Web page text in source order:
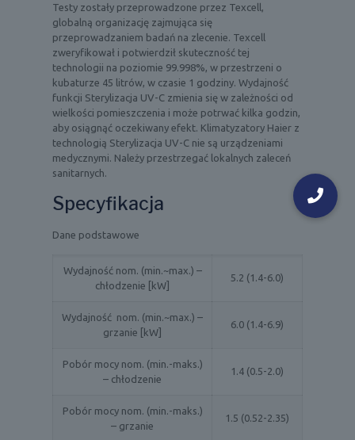
Testy zostały przeprowadzone przez Texcell,
globalną organizację zajmująca się
przeprowadzaniem badań na zlecenie. Texcell
zweryfikował i potwierdził skuteczność tej
technologii na poziomie 99.998%, w przestrzeni o
kubaturze 45 litrów, w czasie 1 godziny. Wydajność
funkcji Sterylizacja UV-C zmienia się w zależności od
wielkości pomieszczenia i może potrwać kilka godzin,
aby osiągnąć oczekiwany efekt. Klimatyzatory Haier z
technologią Sterylizacja UV-C nie są urządzeniami
medycznymi. Należy przestrzegać lokalnych zaleceń
sanitarnych.
Specyfikacja
Dane podstawowe
Wydajność nom. (min.~max.) –
chłodzenie [kW]
5.2 (1.4-6.0)
Wydajność nom. (min.~max.) –
grzanie [kW]
6.0 (1.4-6.9)
Pobór mocy nom. (min.-maks.)
– chłodzenie
1.4 (0.5-2.0)
Pobór mocy nom. (min.-maks.)
– grzanie
1.5 (0.52-2.35)